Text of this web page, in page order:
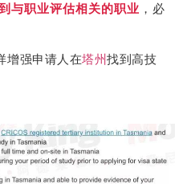
与职业评估相关的职业 ，必
增强申请人在塔州找到高技